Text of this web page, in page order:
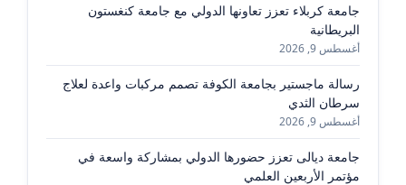
جامعة كربلاء تعزز تعاونها الدولي مع جامعة كنغستون
البريطانية
أغسطس 9, 2026
رسالة ماجستير بجامعة الكوفة تصمم مركبات واعدة لعلاج
سرطان الثدي
أغسطس 9, 2026
جامعة ديالى تعزز حضورها الدولي بمشاركة واسعة في
مؤتمر الأربعين العلمي